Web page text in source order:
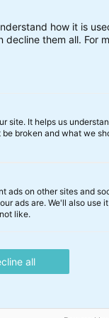
forbehold for
anvendes som
information.
how it is
them all. For
site. It helps us
broken and what we
ads on other sites and
ads are. We'll also use
like.
all